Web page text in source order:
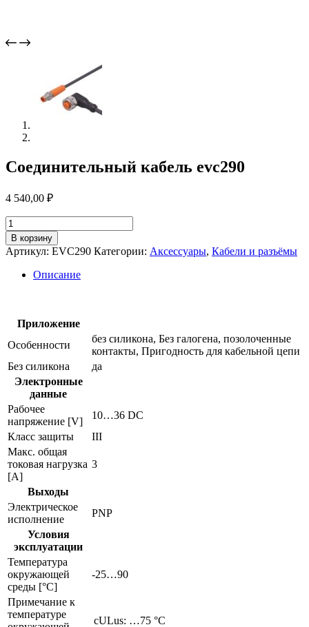
Соединительный кабель evc290
4 540,00 ₽
Количество
товара
Соединительный
кабель
evc290
В корзину
Артикул: EVC290 Категории: Аксессуары, Кабели и разъёмы
Описание
Приложение
Особенности
без силикона, Без галогена, позолоченные
контакты, Пригодность для кабельной цепи
Без силикона
да
Электронные
данные
Рабочее
напряжение [V]
10…36 DC
Класс защиты
III
Макс. общая
токовая нагрузка
[A]
3
Выходы
Электрическое
исполнение
PNP
Условия
эксплуатации
Температура
окружающей
среды [°C]
-25…90
Примечание к
температуре
cULus: …75 °C